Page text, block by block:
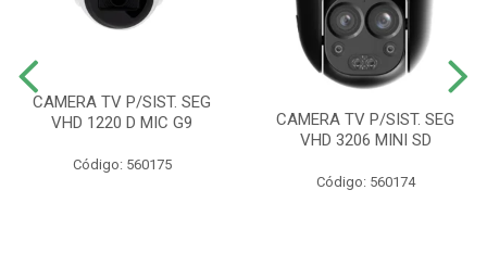
CAMERA TV P/SIST. SEG
VHD 1220 D MIC G9
Código: 560175
CAMERA TV P/SIST. SEG
VHD 3206 MINI SD
Código: 560174